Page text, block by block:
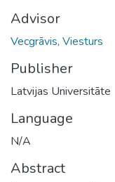
Advisor
Vecgrāvis, Viesturs
Publisher
Latvijas Universitāte
Language
N/A
Abstract